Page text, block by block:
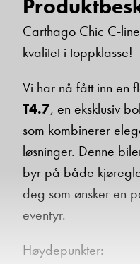
Carthago Chic C-
kvalitet i toppklasse!
Vi har nå fått inn en
T4.7, en eksklusiv
som kombinerer
løsninger. Denne
byr på både
deg som ønsker en
eventyr.
Høydepunkter: